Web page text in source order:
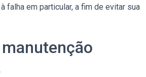
falha em particular, a fim de evitar sua